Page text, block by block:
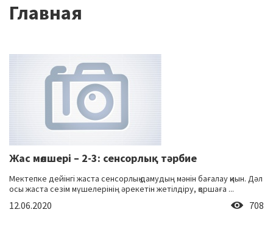
Главная
Жас мөлшері – 2-3: сенсорлық тәрбие
Мектепке дейінгі жаста сенсорлық дамудың мәнін бағалау қиын. Дәл
осы жаста сезім мүшелерінің әрекетін жетілдіру, қоршаға ...
12.06.2020 708